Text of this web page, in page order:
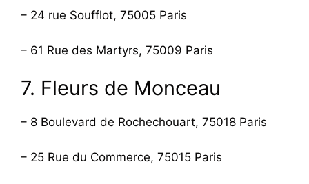
– 24 rue Soufflot, 75005 Paris
– 61 Rue des Martyrs, 75009 Paris
7. Fleurs de Monceau
– 8 Boulevard de Rochechouart, 75018 Paris
– 25 Rue du Commerce, 75015 Paris